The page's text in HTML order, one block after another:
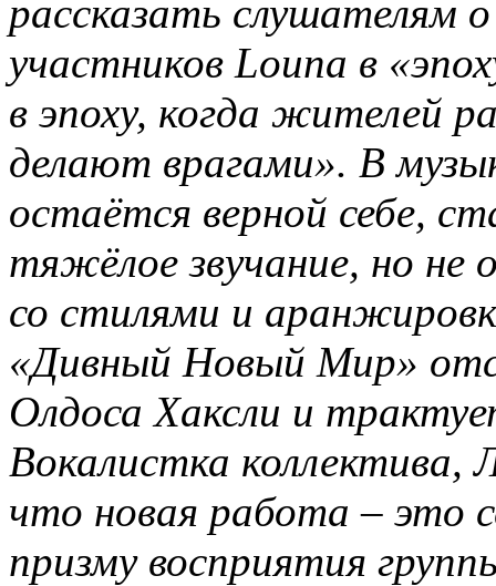
рассказать слушателям
участников Louna в
в эпоху, когда жителей
делают врагами». В
остаётся верной себе,
тяжёлое звучание, но не
со стилями и
«Дивный Новый Мир»
Олдоса Хаксли и
Вокалистка коллектива,
что новая работа – это
призму восприятия